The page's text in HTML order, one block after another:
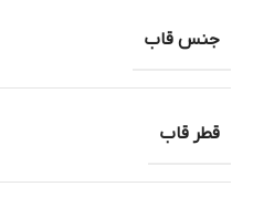
جنس قاب
قطر قاب